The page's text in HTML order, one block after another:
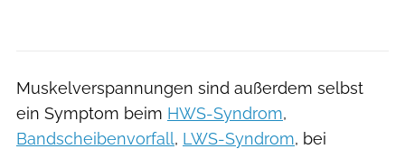
Muskelverspannungen sind außerdem selbst
ein Symptom beim HWS-Syndrom,
Bandscheibenvorfall, LWS-Syndrom, bei